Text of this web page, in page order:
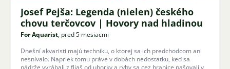
Josef Pejša: Legenda (nielen) českého
chovu terčovcov | Hovory nad hladinou
For Aquarist, pred 5 mesiacmi
Dnešní akvaristi majú techniku, o ktorej sa ich predchodcom ani
nesnívalo. Napriek tomu práve v dobách nedostatku, keď sa
nádrže vyrábali z fliaš od uhorky a ryby sa cez hranice pašovali v